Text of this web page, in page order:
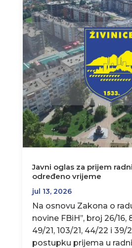
Javni oglas za prijem
određeno vrijeme
jul 13, 2026
Na osnovu Zakona o
novine FBiH’’, broj 26/16,
49/21, 103/21, 44/22 i 39/
postupku prijema u